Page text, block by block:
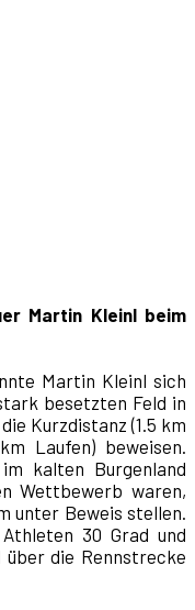
Martin Kleinl beim
Martin Kleinl sich
besetzten Feld in
Kurzdistanz (1.5 km
Laufen) beweisen.
kalten Burgenland
Wettbewerb waren,
unter Beweis stellen.
30 Grad und
die Rennstrecke